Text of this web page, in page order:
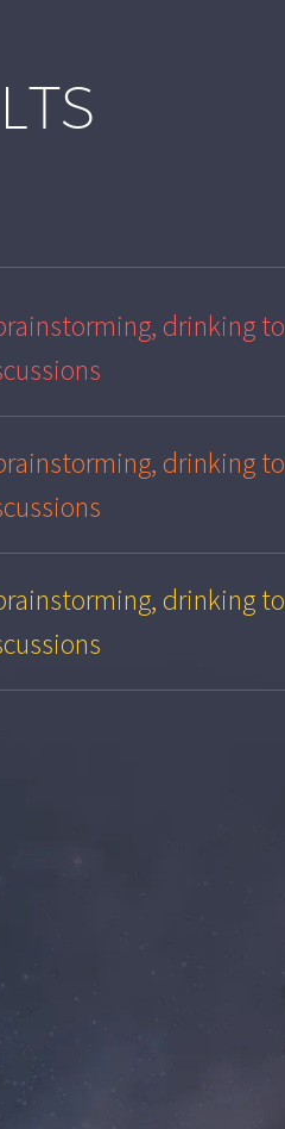
drinking
drinking
drinking